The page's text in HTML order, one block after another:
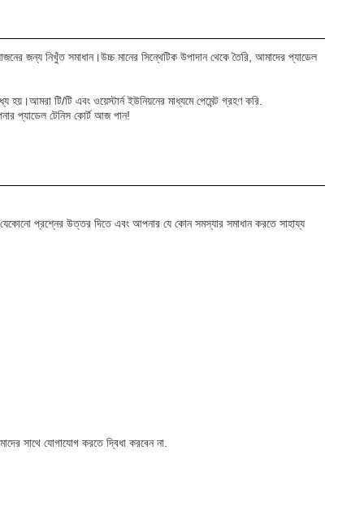
জন্য নিখুঁত সমাধান।উচ্চ মানের সিন্থেটিক উপাদান থেকে তৈরি, আমাদের প্যাডেল
টি/টি এবং ওয়েস্টার্ন ইউনিয়নের মাধ্যমে পেমেন্ট গ্রহণ করি.
প্যাডেল টেনিস কোর্ট আজ পান!
প্রশ্নের উত্তর দিতে এবং আপনার যে কোন সমস্যার সমাধান করতে সাহায্য
সাথে যোগাযোগ করতে দ্বিধা করবেন না.